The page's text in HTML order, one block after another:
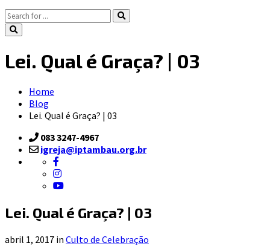
Lei. Qual é Graça? | 03
Home
Blog
Lei. Qual é Graça? | 03
083 3247-4967
igreja@iptambau.org.br
Lei. Qual é Graça? | 03
abril 1, 2017 in Culto de Celebração